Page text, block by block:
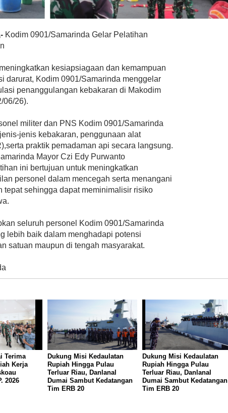
Kodim 0901/Samarinda Gelar Pelatihan
kesiapsiagaan dan kemampuan
darurat, Kodim 0901/Samarinda menggelar
penanggulangan kebakaran di Makodim
06/26).
militer dan PNS Kodim 0901/Samarinda
jenis kebakaran, penggunaan alat
praktik pemadaman api secara langsung.
Mayor Czi Edy Purwanto
ini bertujuan untuk meningkatkan
personel dalam mencegah serta menangani
tepat sehingga dapat meminimalisir risiko
seluruh personel Kodim 0901/Samarinda
lebih baik dalam menghadapi potensi
satuan maupun di tengah masyarakat.
Terima
Kerja
2026
Dukung Misi Kedaulatan
Rupiah Hingga Pulau
Terluar Riau, Danlanal
Dumai Sambut Kedatangan
Tim ERB 20
Dukung Misi Kedaulatan
Rupiah Hingga Pulau
Terluar Riau, Danlanal
Dumai Sambut Kedatangan
Tim ERB 20